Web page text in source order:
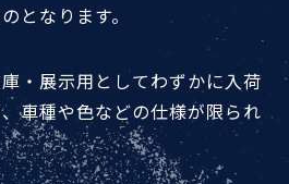
となります。
・展示用としてわずかに入荷
車種や色などの仕様が限られ